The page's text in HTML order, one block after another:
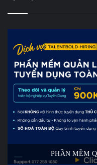
PHẦN MỀM